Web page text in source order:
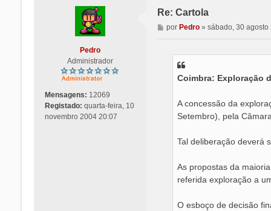
Pedro
Administrador
Mensagens: 12069
Registado: quarta-feira, 10
novembro 2004 20:07
Re: Cartola
M
e
porPedro »sábado, 30 agosto
Coimbra: Exploração
A concessão da
Setembro), pela
Tal deliberação deverá
As propostas da
referida exploração a
O esboço de decisão